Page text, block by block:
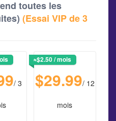
toutes les
(Essai VIP de 3
/ 3
≈$2.50/ mois
$29.99/ 12
mois